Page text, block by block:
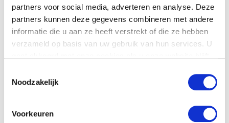
partners voor social media, adverteren en analyse. Deze
partners kunnen deze gegevens combineren met andere
informatie die u aan ze heeft verstrekt of die ze hebben
verzameld op basis van uw gebruik van hun services. U
Noodzakelijk
Voorkeuren
Company name
Country *
Phone number
Email *